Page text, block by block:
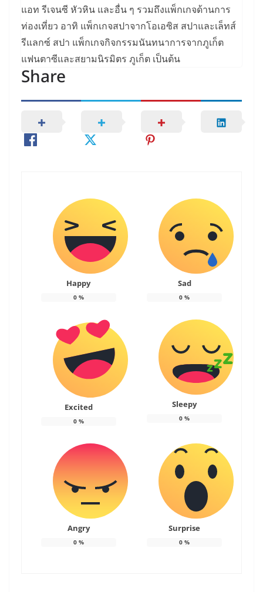
แอท รีเจนซี หัวหิน และอื่น ๆ รวมถึงแพ็กเกจด้านการ
ท่องเที่ยว อาทิ แพ็กเกจสปาจากโอเอซิส สปาและเล็ทส์
รีแลกซ์ สปา แพ็กเกจกิจกรรมนันทนาการจากภูเก็ต
แฟนตาซีและสยามนิรมิตร ภูเก็ต เป็นต้น
Share
Happy
0%
Sad
0 %
Excited
0%
Sleepy
0 %
Angry
0%
Surprise
0 %